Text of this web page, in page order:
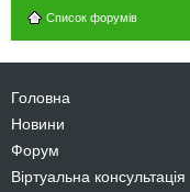
Список форумів
Головна
Новини
Форум
Віртуальна консультація